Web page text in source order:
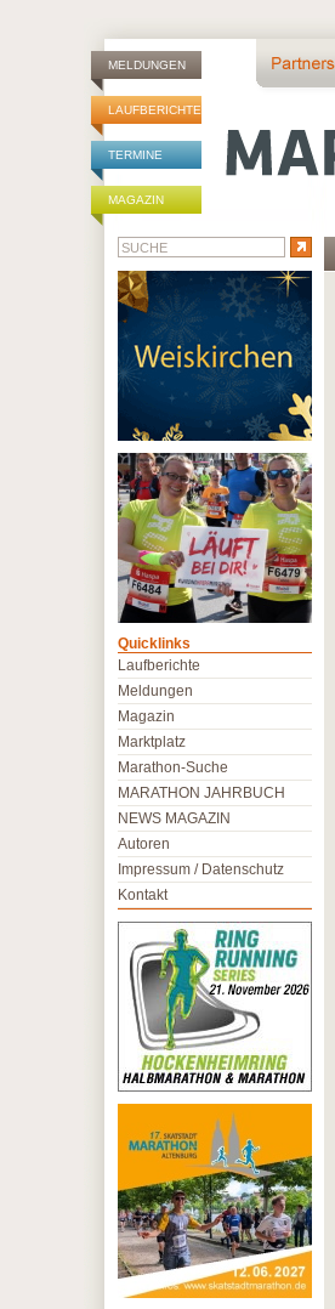
MELDUNGEN
LAUFBERICHTE
TERMINE
MAGAZIN
Quicklinks
Laufberichte
Meldungen
Magazin
Marktplatz
Marathon-Suche
MARATHON JAHRBUCH
NEWS MAGAZIN
Autoren
Impressum / Datenschutz
Kontakt